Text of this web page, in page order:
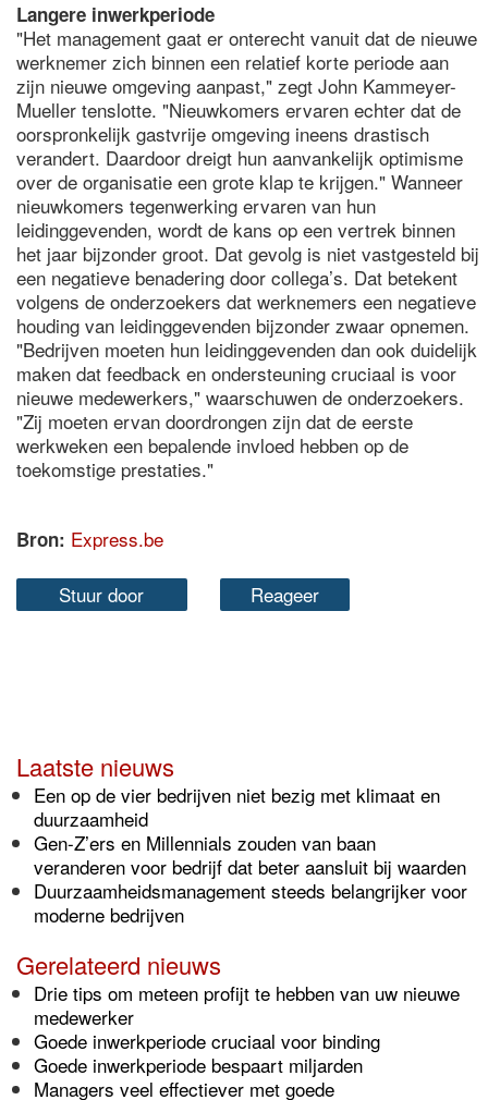
Langere inwerkperiode
"Het management gaat er onterecht vanuit dat de nieuwe
werknemer zich binnen een relatief korte periode aan
zijn nieuwe omgeving aanpast," zegt John Kammeyer-
Mueller tenslotte. "Nieuwkomers ervaren echter dat de
oorspronkelijk gastvrije omgeving ineens drastisch
verandert. Daardoor dreigt hun aanvankelijk optimisme
over de organisatie een grote klap te krijgen." Wanneer
nieuwkomers tegenwerking ervaren van hun
leidinggevenden, wordt de kans op een vertrek binnen
het jaar bijzonder groot. Dat gevolg is niet vastgesteld bij
een negatieve benadering door collega’s. Dat betekent
volgens de onderzoekers dat werknemers een negatieve
houding van leidinggevenden bijzonder zwaar opnemen.
"Bedrijven moeten hun leidinggevenden dan ook duidelijk
maken dat feedback en ondersteuning cruciaal is voor
nieuwe medewerkers," waarschuwen de onderzoekers.
"Zij moeten ervan doordrongen zijn dat de eerste
werkweken een bepalende invloed hebben op de
toekomstige prestaties."
Bron: Express.be
Stuur door Reageer
Laatste nieuws
Een op de vier bedrijven niet bezig met klimaat en
duurzaamheid
Gen-Z’ers en Millennials zouden van baan
veranderen voor bedrijf dat beter aansluit bij waarden
Duurzaamheidsmanagement steeds belangrijker voor
moderne bedrijven
Gerelateerd nieuws
Drie tips om meteen profijt te hebben van uw nieuwe
medewerker
Goede inwerkperiode cruciaal voor binding
Goede inwerkperiode bespaart miljarden
Managers veel effectiever met goede